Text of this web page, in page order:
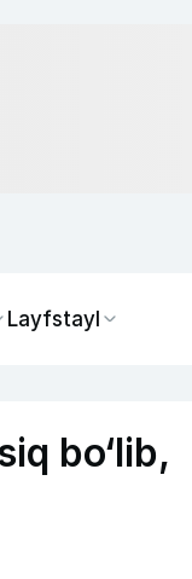
Layfstayl
bo‘lib,